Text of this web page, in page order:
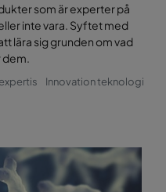
som är experter på
inte vara. Syftet med
lära sig grunden om vad
dem.
Innovation teknologi